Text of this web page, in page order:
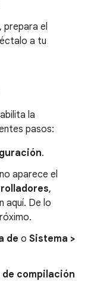
prepara el
a tu
la
pasos:
.
aparece el
,
aquí. De lo
de o Sistema >
de compilación